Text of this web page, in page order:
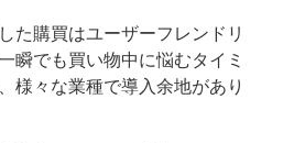
た購買はユーザーフレンドリ
瞬でも買い物中に悩むタイミ
様々な業種で導入余地があり